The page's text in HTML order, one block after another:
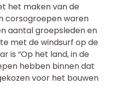
het maken van de
corsogroepen waren
aantal groepsleden en
met de windsurf op de
is “Op het land, in de
hebben binnen dat
voor het bouwen